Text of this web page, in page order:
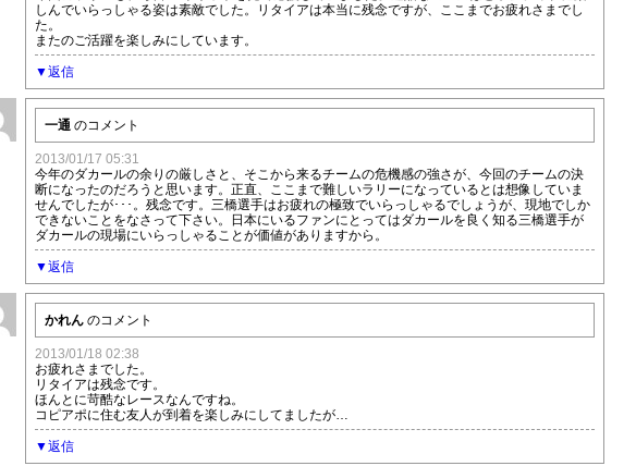
しんでいらっしゃる姿は素敵でした。リタイアは本当に残念ですが、ここまでお疲れさまでし
た。
またのご活躍を楽しみにしています。
返信
一通 のコメント
2013/01/17 05:31
今年のダカールの余りの厳しさと、そこから来るチームの危機感の強さが、今回のチームの決
断になったのだろうと思います。正直、ここまで難しいラリーになっているとは想像していま
せんでしたが･･･。残念です。三橋選手はお疲れの極致でいらっしゃるでしょうが、現地でしか
できないことをなさって下さい。日本にいるファンにとってはダカールを良く知る三橋選手が
ダカールの現場にいらっしゃることが価値がありますから。
返信
かれん のコメント
2013/01/18 02:38
お疲れさまでした。
リタイアは残念です。
ほんとに苛酷なレースなんですね。
コピアポに住む友人が到着を楽しみにしてましたが…
返信